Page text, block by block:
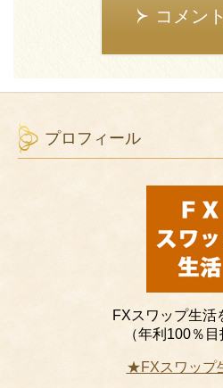
コメン
プロフィール
FXスワップ生活
（年利100％目
★FXスワップ